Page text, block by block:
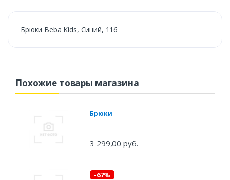
Брюки Beba Kids, Синий, 116
Похожие товары магазина
Брюки
3 299,00 руб.
-67%